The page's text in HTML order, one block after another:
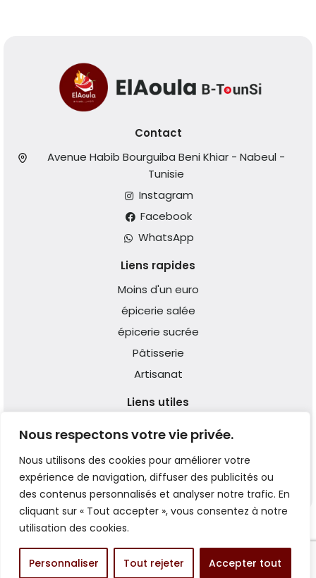
Nous respectons votre vie privée.
Nous utilisons des cookies pour améliorer votre
expérience de navigation, diffuser des publicités ou
des contenus personnalisés et analyser notre trafic. En
cliquant sur « Tout accepter », vous consentez à notre
utilisation des cookies.
Personnaliser Tout rejeter Accepter tout
Contact
Avenue Habib Bourguiba Beni Khiar - Nabeul -
Tunisie
Instagram
Facebook
WhatsApp
Liens rapides
Moins d'un euro
épicerie salée
épicerie sucrée
Pâtisserie
Artisanat
Liens utiles
Qui Sommes-nous ?
Expédition & Livraison
Réclamation